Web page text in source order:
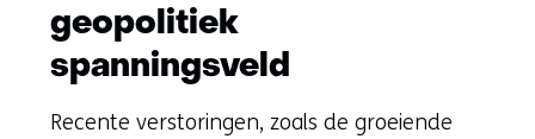
geopolitiek
spanningsveld
Recente verstoringen, zoals de groeiende